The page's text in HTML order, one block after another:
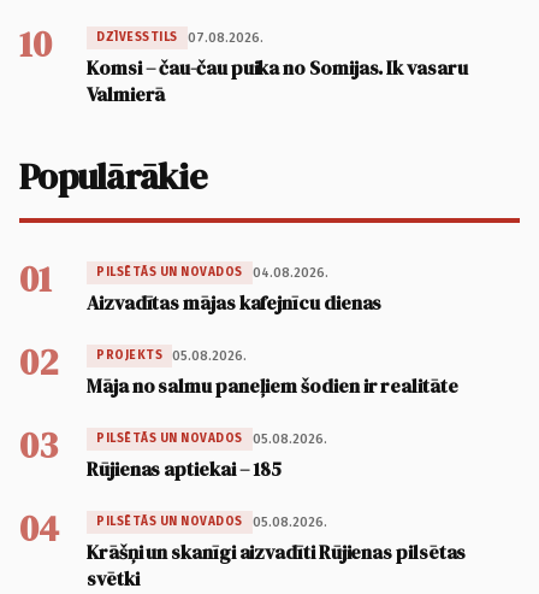
10 DZĪVESSTILS 07.08.2026.
Komsi – čau-čau puika no Somijas. Ik vasaru
Valmierā
Populārākie
01 PILSĒTĀS UN NOVADOS 04.08.2026.
Aizvadītas mājas kafejnīcu dienas
02 PROJEKTS 05.08.2026.
Māja no salmu paneļiem šodien ir realitāte
03 PILSĒTĀS UN NOVADOS 05.08.2026.
Rūjienas aptiekai – 185
04 PILSĒTĀS UN NOVADOS 05.08.2026.
Krāšņi un skanīgi aizvadīti Rūjienas pilsētas
svētki